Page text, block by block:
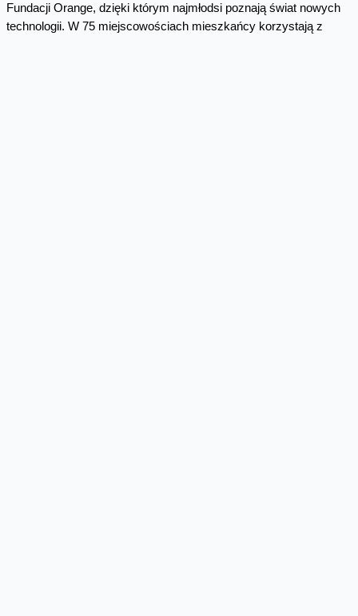
Fundacji Orange, dzięki którym najmłodsi poznają świat nowych
technologii. W 75 miejscowościach mieszkańcy korzystają z